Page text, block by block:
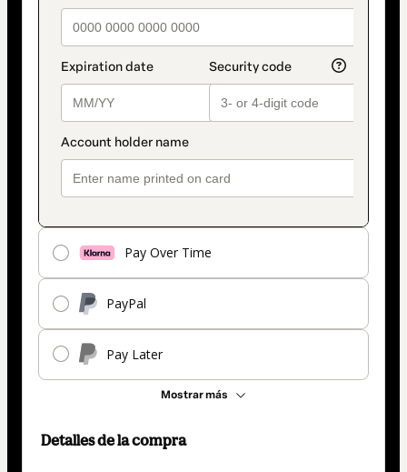
Pay Over Time
PayPal
Pay Later
Mostrar más
Detalles de la compra